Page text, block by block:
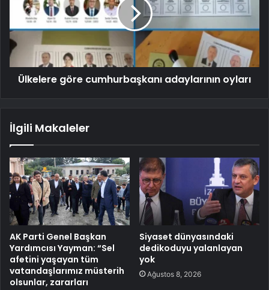
Ülkelere göre cumhurbaşkanı adaylarının oyları
İlgili Makaleler
AK Parti Genel Başkan
Yardımcısı Yayman: “Sel
afetini yaşayan tüm
vatandaşlarımız müsterih
olsunlar, zararları
Siyaset dünyasındaki
dedikoduyu yalanlayan
yok
Ağustos 8, 2026